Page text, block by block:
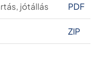
jótállás PDF
ZIP